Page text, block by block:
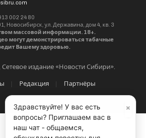
002 24 80
Новосибирск, ул. Державина, дом 4, кв. 3
массовой информации. 18+.
могут демонстрироваться табачные
Вашему здоровью.
издание «Новости Сибири».
Редакция Партнёры
×
Здравствуйте! У вас есть
вопросы? Приглашаем вас в
наш чат - общаемся,